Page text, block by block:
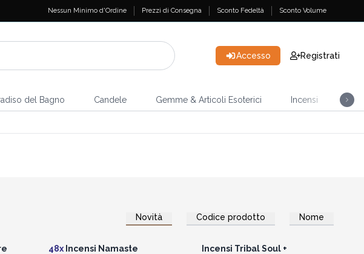
Nessun Minimo d'Ordine Prezzi di Consegna Sconto Fedeltà Sconto Volume
Accesso Registrati
del Bagno Candele Gemme & Articoli Esoterici Incensi
Novità Codice prodotto Nome
Accedi per vedere i prezzi
all'ingrosso
48xIncensi Namaste
Accedi per vedere i prezzi
all'ingrosso
Incensi Tribal Soul +